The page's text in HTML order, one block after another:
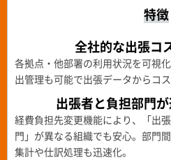
特徴
全社的な出張コ
各拠点・他部署の利用状況を可視
出管理も可能で出張データからコ
出張者と負担部門
経費負担先変更機能により、「出
門」が異なる組織でも安心。部門
集計や仕訳処理も迅速化。